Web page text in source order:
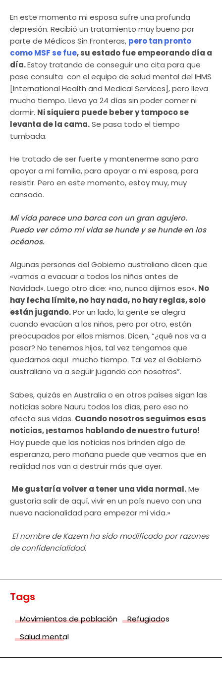
En este momento mi esposa sufre una profunda
depresión. Recibió un tratamiento muy bueno por
parte de Médicos Sin Fronteras, pero tan pronto
como MSF se fue, su estado fue empeorando día a
día.Estoy tratando de conseguir una cita para que
pase consulta con el equipo de salud mental del IHMS
[International Health and Medical Services], pero lleva
mucho tiempo. Lleva ya 24 días sin poder comer ni
dormir. Ni siquiera puede beber y tampoco se
levanta de la cama.Se pasa todo el tiempo
tumbada.
He tratado de ser fuerte y mantenerme sano para
apoyar a mi familia, para apoyar a mi esposa, para
resistir. Pero en este momento, estoy muy, muy
cansado.
Mi vida parece una barca con un gran agujero.
Puedo ver cómo mi vida se hunde y se hunde en los
océanos.
Algunas personas del Gobierno australiano dicen que
«vamos a evacuar a todos los niños antes de
Navidad». Luego otro dice: «no, nunca dijimos eso». No
hay fecha límite, no hay nada, no hay reglas, solo
están jugando.Por un lado, la gente se alegra
cuando evacúan a los niños, pero por otro, están
preocupados por ellos mismos. Dicen, “¿qué nos va a
pasar? No tenemos hijos, tal vez tengamos que
quedarnos aquí mucho tiempo. Tal vez el Gobierno
australiano va a seguir jugando con nosotros”.
Sabes, quizás en Australia o en otros países sigan las
noticias sobre Nauru todos los días, pero eso no
afecta sus vidas. Cuando nosotros seguimos esas
noticias, ¡estamos hablando de nuestro futuro!
Hoy puede que las noticias nos brinden algo de
esperanza, pero mañana puede que veamos que en
realidad nos van a destruir más que ayer.
Me gustaría volver a tener una vida normal.Me
gustaría salir de aquí, vivir en un país nuevo con una
nueva nacionalidad para empezar mi vida.»
El nombre de Kazem ha sido modificado por razones
de confidencialidad.
Tags
Movimientos de población
Refugiados
Salud mental